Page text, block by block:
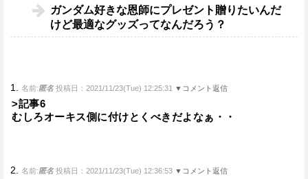
ガンダム好きな恩師にプレゼント贈りたいんだ
けど最適なグッズってなんだろう？
1. 名前:匿名 投稿日：2021/11/23(Tue) 12:25:31 ▼コメント返信
>記事6
むしろオーキス側に付けとくべきだよなぁ・・
2. 名前:匿名 投稿日：2021/11/23(Tue) 12:36:53 ▼コメント返信